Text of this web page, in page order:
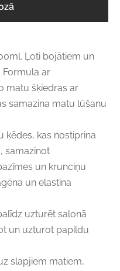
Ļoti bojātiem un
Formula ar
matu šķiedras ar
samazina matu lūšanu
ķēdes, kas nostiprina
samazinot
un krunciņu
un elastīna
uzturēt salonā
un uzturot papildu
slapjiem matiem,